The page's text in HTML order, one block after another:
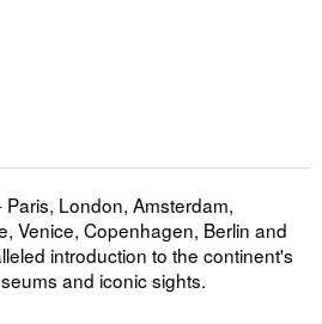
London, Amsterdam,
Venice, Copenhagen, Berlin and
introduction to the continent's
and iconic sights.